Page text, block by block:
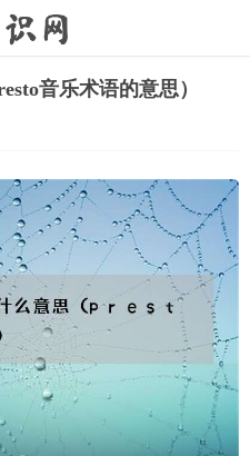
音乐术语的意思）